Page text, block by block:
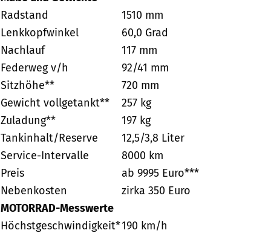
Radstand
1510 mm
Lenkkopfwinkel
60,0 Grad
Nachlauf
117 mm
Federweg v/h
92/41 mm
Sitzhöhe**
720 mm
Gewicht vollgetankt**
257 kg
Zuladung**
197 kg
Tankinhalt/Reserve
12,5/3,8 Liter
Service-Intervalle
8000 km
Preis
ab 9995 Euro***
Nebenkosten
zirka 350 Euro
MOTORRAD-Messwerte
Höchstgeschwindigkeit*190 km/h